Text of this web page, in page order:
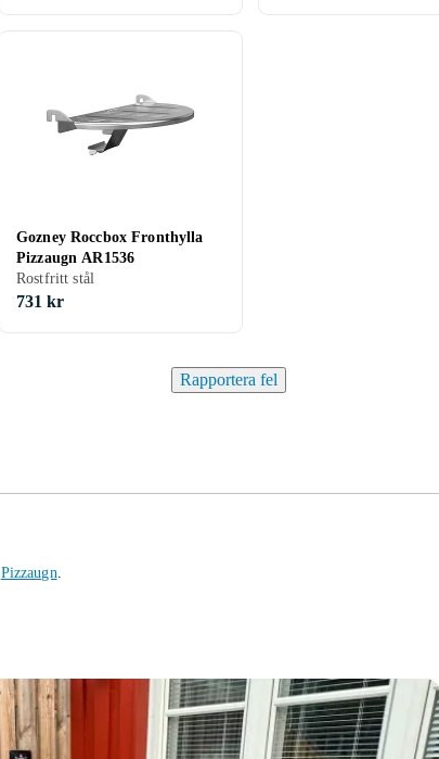
Gozney Roccbox Fronthylla
Pizzaugn AR1536
Rostfritt stål
731 kr
Rapportera fel
Pizzaugn.